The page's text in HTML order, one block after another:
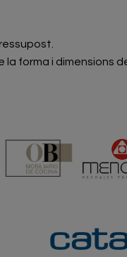
la forma i dimensions